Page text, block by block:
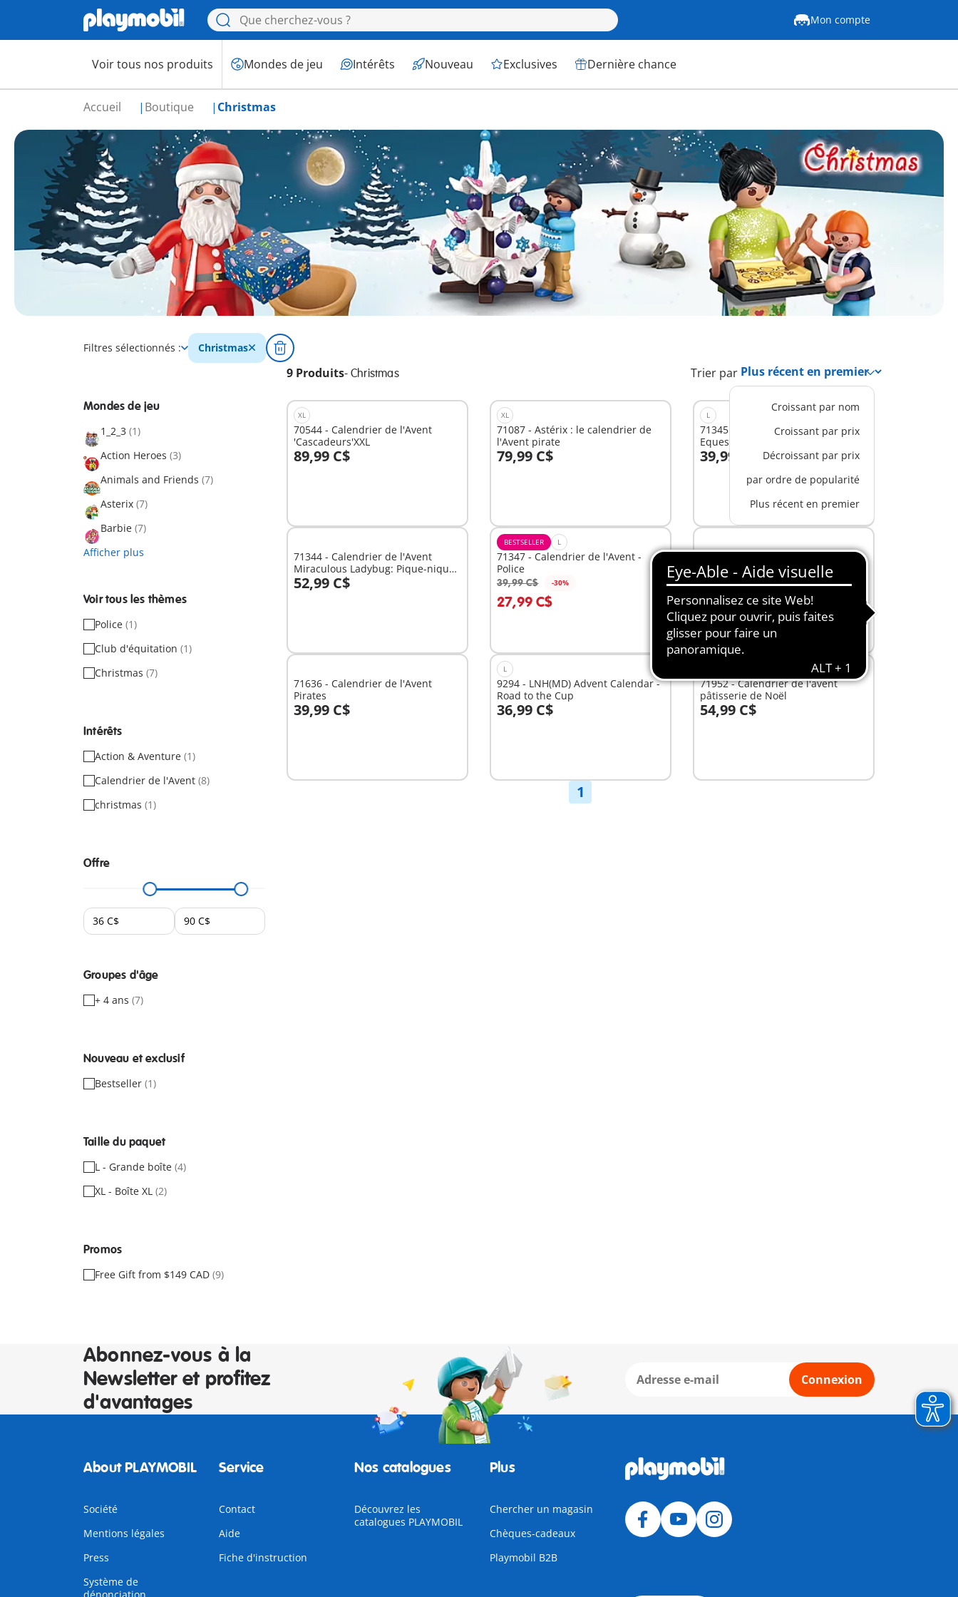
Mon compte
Voir tous nos produits Mondes de jeu Intérêts Nouveau Exclusives Dernière chance
Accueil Boutique Christmas
Filtres sélectionnés : Christmas
9 Produits- Christmas Trier par
Croissant par nom
Croissant par prix
Décroissant par prix
par ordre de popularité
Plus récent en premier
Mondes de jeu
1_2_3 (1)
Action Heroes (3)
Animals and Friends (7)
Asterix (7)
Barbie (7)
Afficher plus
Voir tous les thèmes
Police (1)
Club d'équitation (1)
Christmas (7)
Intérêts
Action & Aventure (1)
Calendrier de l'Avent (8)
christmas (1)
Offre
Groupes d'âge
+ 4 ans (7)
Nouveau et exclusif
Bestseller (1)
Taille du paquet
L - Grande boîte (4)
XL - Boîte XL (2)
Promos
Free Gift from $149 CAD (9)
XL
70544 - Calendrier de l'Avent
'Cascadeurs'XXL
89,99 C$
Au panier
XL
71087 - Astérix : le calendrier de
l'Avent pirate
79,99 C$
Au panier
L
71345 - Calendrier de l'Avent -
Equestre
39,99 C$
Au panier
71344 - Calendrier de l'Avent
Miraculous Ladybug: Pique-nique
à Paris
52,99 C$
Au panier
BESTSELLER L
71347 - Calendrier de l'Avent -
Police
39,99 C$ -30%
27,99 C$
Au panier
71472 - Calendrier de l'Avent
Marché de Noël
44,99 C$
Au panier
71636 - Calendrier de l'Avent
Pirates
39,99 C$
Au panier
L
9294 - LNH(MD) Advent Calendar -
Road to the Cup
36,99 C$
Au panier
71952 - Calendrier de l'avent
pâtisserie de Noël
54,99 C$
Au panier
1
Abonnez-vous à la
Newsletter et profitez
d'avantages
Connexion
About PLAYMOBIL
Société
Mentions légales
Press
Système de
Service
Contact
Aide
Fiche d'instruction
Nos catalogues
Découvrez les
catalogues PLAYMOBIL
Plus
Chercher un magasin
Chèques-cadeaux
Playmobil B2B